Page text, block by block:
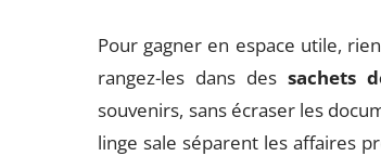
Pour gagner en espace utile,
rangez-les dans dessachets
souvenirs, sans écraser les
linge sale séparent les affaires